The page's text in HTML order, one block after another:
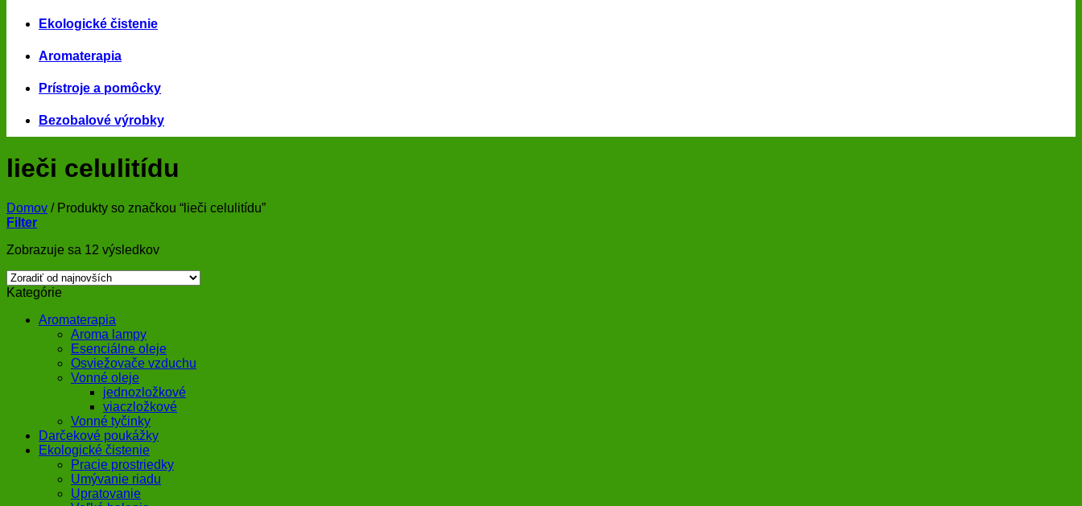
Ekologické čistenie
Aromaterapia
Prístroje a pomôcky
Bezobalové výrobky
lieči celulitídu
Domov /Produkty so značkou “lieči celulitídu”
Filter
Zobrazuje sa 12 výsledkovZoradené
najnovších
Kategórie
Aromaterapia
Aroma lampy
Esenciálne oleje
Osviežovače vzduchu
Vonné oleje
jednozložkové
viaczložkové
Vonné tyčinky
Darčekové poukážky
Ekologické čistenie
Pracie prostriedky
Umývanie riadu
Upratovanie